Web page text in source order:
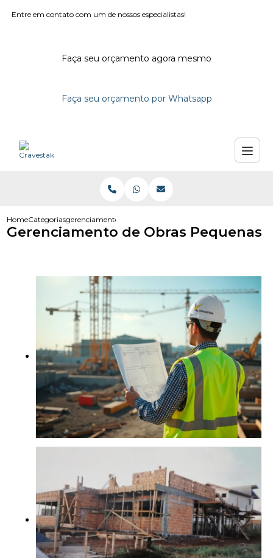
Entre em contato com um de nossos especialistas!
Faça seu orçamento agora mesmo
Faça seu orçamento por Whatsapp
HomeCategoriasgerenciamento de obras pequenas
Gerenciamento de Obras Pequenas